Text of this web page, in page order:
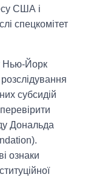
США і
спецкомітет
Нью-Йорк
субсидій
Дональда
ознаки